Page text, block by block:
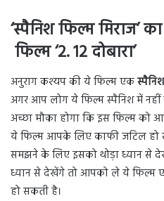
‘स्पैनिश फिल्म मिराज’का
फिल्म‘2. 12 दोबारा’
अनुराग कश्यप की ये फिल्म एक
अगर आप लोग ये फिल्म स्पैनिश में
अच्छा मौका होगा कि इस फिल्म को
ये फिल्म आपके लिए काफी जटिल
समझने के लिए इसको थोड़ा ध्यान से
ध्यान से देखेंगे तो आपको ले ये फिल्म
हो सकती है।